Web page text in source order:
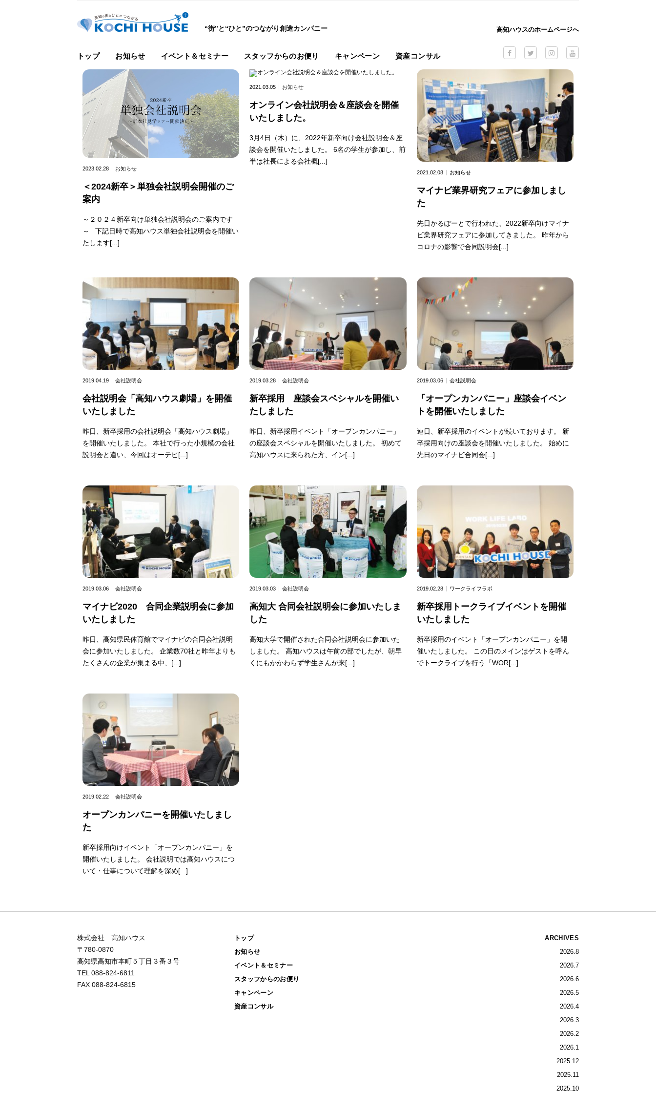
“街”と“ひと”のつながり創造カンパニー
トップ お知らせ イベント＆セミナー スタッフからのお便り キャンペーン 資産コンサル
高知ハウスのホームページへ
2023.02.28 お知らせ
＜2024新卒＞単独会社説明会開催のご
案内
～２０２４新卒向け単独会社説明会のご案内です
～ 下記日時で高知ハウス単独会社説明会を開催い
たします[...]
2021.03.05 お知らせ
オンライン会社説明会＆座談会を開催
いたしました。
3月4日（木）に、2022年新卒向け会社説明会＆座
談会を開催いたしました。 6名の学生が参加し、前
半は社長による会社概[...]
2021.02.08 お知らせ
マイナビ業界研究フェアに参加しまし
た
先日かるぽーとで行われた、2022新卒向けマイナ
ビ業界研究フェアに参加してきました。 昨年から
コロナの影響で合同説明会[...]
2019.04.19 会社説明会
会社説明会「高知ハウス劇場」を開催
いたしました
昨日、新卒採用の会社説明会「高知ハウス劇場」
を開催いたしました。 本社で行った小規模の会社
説明会と違い、今回はオーテピ[...]
2019.03.28 会社説明会
新卒採用 座談会スペシャルを開催い
たしました
昨日、新卒採用イベント「オープンカンパニー」
の座談会スペシャルを開催いたしました。 初めて
高知ハウスに来られた方、イン[...]
2019.03.06 会社説明会
「オープンカンパニー」座談会イベン
トを開催いたしました
連日、新卒採用のイベントが続いております。 新
卒採用向けの座談会を開催いたしました。 始めに
先日のマイナビ合同会[...]
2019.03.06 会社説明会
マイナビ2020 合同企業説明会に参加
いたしました
昨日、高知県民体育館でマイナビの合同会社説明
会に参加いたしました。 企業数70社と昨年よりも
たくさんの企業が集まる中、[...]
2019.03.03 会社説明会
高知大 合同会社説明会に参加いたしま
した
高知大学で開催された合同会社説明会に参加いた
しました。 高知ハウスは午前の部でしたが、朝早
くにもかかわらず学生さんが来[...]
2019.02.28 ワークライフラボ
新卒採用トークライブイベントを開催
いたしました
新卒採用のイベント「オープンカンパニー」を開
催いたしました。 この日のメインはゲストを呼ん
でトークライブを行う「WOR[...]
2019.02.22 会社説明会
オープンカンパニーを開催いたしまし
た
新卒採用向けイベント「オープンカンパニー」を
開催いたしました。 会社説明では高知ハウスにつ
いて・仕事について理解を深め[...]
株式会社 高知ハウス
〒780-0870
高知県高知市本町５丁目３番３号
TEL 088-824-6811
FAX 088-824-6815
トップ
お知らせ
イベント＆セミナー
スタッフからのお便り
キャンペーン
資産コンサル
ARCHIVES
2026.8
2026.7
2026.6
2026.5
2026.4
2026.3
2026.2
2026.1
2025.12
2025.11
2025.10